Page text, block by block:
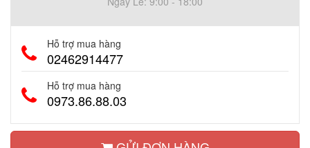
Hỗ trợ mua hàng
02462914477
Hỗ trợ mua hàng
0973.86.88.03